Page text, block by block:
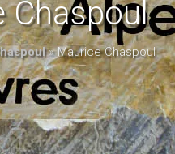
Chaspoul
»Maurice Chaspoul